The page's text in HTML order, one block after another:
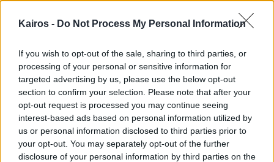
Kairos - Do Not Process My Personal Information
If you wish to opt-out of the sale, sharing to third parties, or
processing of your personal or sensitive information for
targeted advertising by us, please use the below opt-out
section to confirm your selection. Please note that after your
opt-out request is processed you may continue seeing
interest-based ads based on personal information utilized by
us or personal information disclosed to third parties prior to
your opt-out. You may separately opt-out of the further
disclosure of your personal information by third parties on the
3 Αυγούστου 2026
και Ελλάδα: θερμοκρασία, άνεμοι, μποφόρ,
πιθανότητα βροχής και σημεία προσοχής.
Σήμερα στους Φούρνοι
Αυξημένη συννεφιά, 25°–28°, άνεμοι έως 4 bf. Δεν
αναμένονται αξιόλογα φαινόμενα.